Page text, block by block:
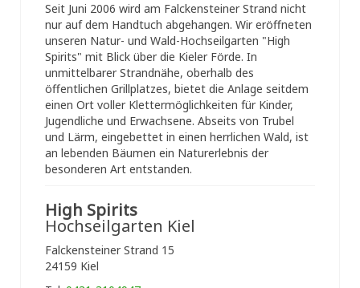
Seit Juni 2006 wird am Falckensteiner Strand nicht
nur auf dem Handtuch abgehangen. Wir eröffneten
unseren Natur- und Wald-Hochseilgarten "High
Spirits" mit Blick über die Kieler Förde. In
unmittelbarer Strandnähe, oberhalb des
öffentlichen Grillplatzes, bietet die Anlage seitdem
einen Ort voller Klettermöglichkeiten für Kinder,
Jugendliche und Erwachsene. Abseits von Trubel
und Lärm, eingebettet in einen herrlichen Wald, ist
an lebenden Bäumen ein Naturerlebnis der
besonderen Art entstanden.
High Spirits
Hochseilgarten Kiel
Falckensteiner Strand 15
24159 Kiel